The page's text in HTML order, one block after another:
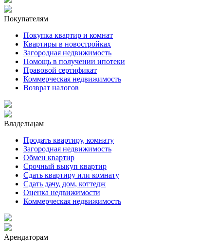
Покупателям
Покупка квартир и комнат
Квартиры в новостройках
Загородная недвижимость
Помощь в получении ипотеки
Правовой сертификат
Коммерческая недвижимость
Возврат налогов
Владельцам
Продать квартиру, комнату
Загородная недвижимость
Обмен квартир
Срочный выкуп квартир
Сдать квартиру или комнату
Сдать дачу, дом, коттедж
Оценка недвижимости
Коммерческая недвижимость
Арендаторам